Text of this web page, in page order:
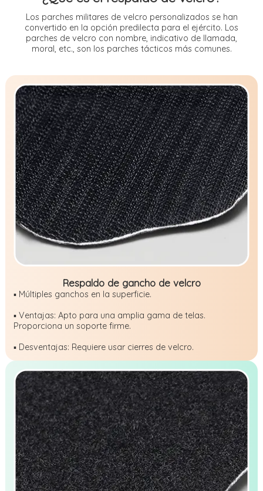
Los parches militares de velcro personalizados se han
convertido en la opción predilecta para el ejército. Los
parches de velcro con nombre, indicativo de llamada,
moral, etc., son los parches tácticos más comunes.
Respaldo de gancho de velcro
▪ Múltiples ganchos en la superficie.
▪ Ventajas: Apto para una amplia gama de telas.
Proporciona un soporte firme.
▪ Desventajas: Requiere usar cierres de velcro.
Cotización gratuita